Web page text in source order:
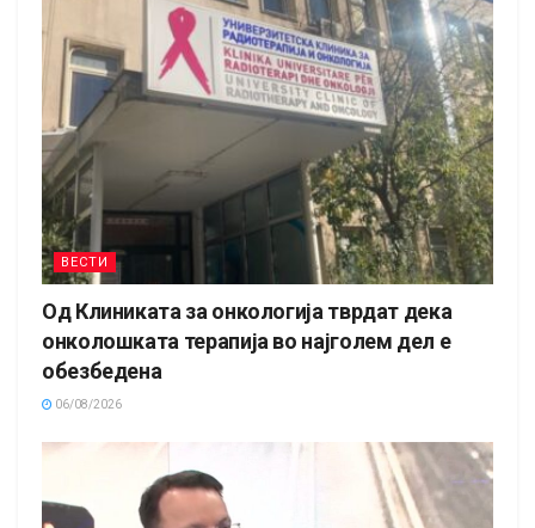
ВЕСТИ
Од Клиниката за онкологија тврдат дека
онколошката терапија во најголем дел е
обезбедена
06/08/2026